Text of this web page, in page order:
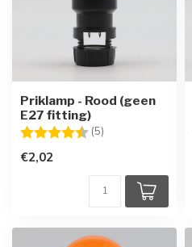
Priklamp - Rood (geen
E27 fitting)
Beoordeling: (5)
€2,02